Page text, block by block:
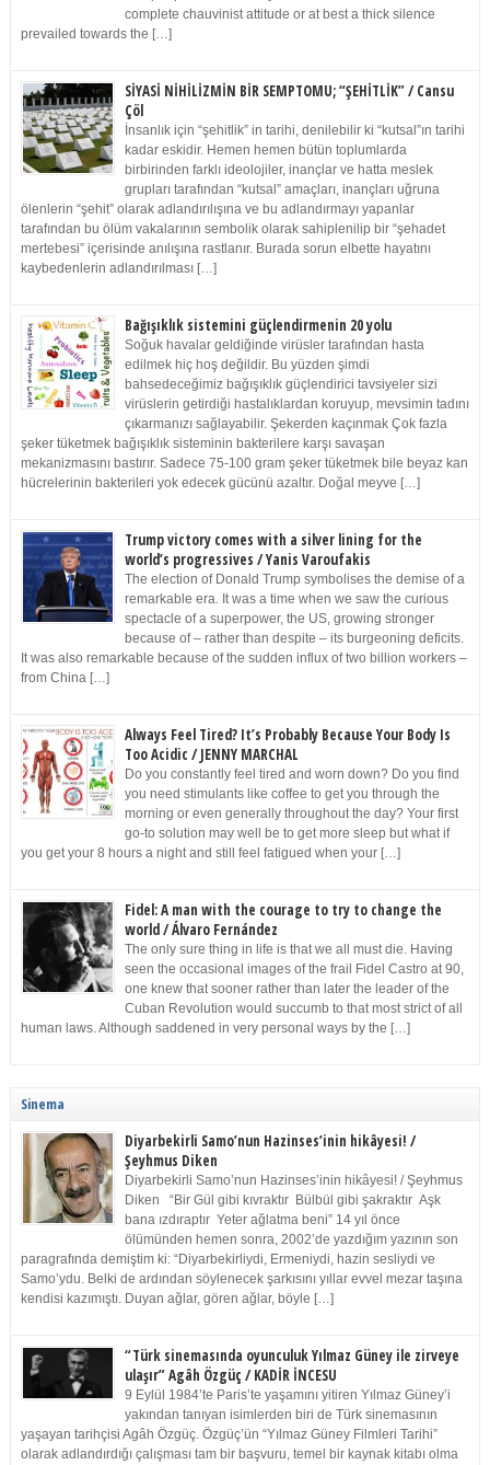
complete chauvinist attitude or at best a thick silence
prevailed towards the […]
SİYASİ NİHİLİZMİN BİR SEMPTOMU; “ŞEHİTLİK” / Cansu
Çöl
İnsanlık için “şehitlik” in tarihi, denilebilir ki “kutsal”ın tarihi
kadar eskidir. Hemen hemen bütün toplumlarda
birbirinden farklı ideolojiler, inançlar ve hatta meslek
grupları tarafından “kutsal” amaçları, inançları uğruna
ölenlerin “şehit” olarak adlandırılışına ve bu adlandırmayı yapanlar
tarafından bu ölüm vakalarının sembolik olarak sahiplenilip bir “şehadet
mertebesi” içerisinde anılışına rastlanır. Burada sorun elbette hayatını
kaybedenlerin adlandırılması […]
Bağışıklık sistemini güçlendirmenin 20 yolu
Soğuk havalar geldiğinde virüsler tarafından hasta
edilmek hiç hoş değildir. Bu yüzden şimdi
bahsedeceğimiz bağışıklık güçlendirici tavsiyeler sizi
virüslerin getirdiği hastalıklardan koruyup, mevsimin tadını
çıkarmanızı sağlayabilir. Şekerden kaçınmak Çok fazla
şeker tüketmek bağışıklık sisteminin bakterilere karşı savaşan
mekanizmasını bastırır. Sadece 75-100 gram şeker tüketmek bile beyaz kan
hücrelerinin bakterileri yok edecek gücünü azaltır. Doğal meyve […]
Trump victory comes with a silver lining for the
world’s progressives / Yanis Varoufakis
The election of Donald Trump symbolises the demise of a
remarkable era. It was a time when we saw the curious
spectacle of a superpower, the US, growing stronger
because of – rather than despite – its burgeoning deficits.
It was also remarkable because of the sudden influx of two billion workers –
from China […]
Always Feel Tired? It’s Probably Because Your Body Is
Too Acidic / JENNY MARCHAL
Do you constantly feel tired and worn down? Do you find
you need stimulants like coffee to get you through the
morning or even generally throughout the day? Your first
go-to solution may well be to get more sleep but what if
you get your 8 hours a night and still feel fatigued when your […]
Fidel: A man with the courage to try to change the
world / Álvaro Fernández
The only sure thing in life is that we all must die. Having
seen the occasional images of the frail Fidel Castro at 90,
one knew that sooner rather than later the leader of the
Cuban Revolution would succumb to that most strict of all
human laws. Although saddened in very personal ways by the […]
Sinema
Diyarbekirli Samo’nun Hazinses’inin hikâyesi! /
Şeyhmus Diken
Diyarbekirli Samo’nun Hazinses’inin hikâyesi! / Şeyhmus
Diken “Bir Gül gibi kıvraktır Bülbül gibi şakraktır Aşk
bana ızdıraptır Yeter ağlatma beni” 14 yıl önce
ölümünden hemen sonra, 2002’de yazdığım yazının son
paragrafında demiştim ki: “Diyarbekirliydi, Ermeniydi, hazin sesliydi ve
Samo’ydu. Belki de ardından söylenecek şarkısını yıllar evvel mezar taşına
kendisi kazımıştı. Duyan ağlar, gören ağlar, böyle […]
“Türk sinemasında oyunculuk Yılmaz Güney ile zirveye
ulaşır” Agâh Özgüç / KADİR İNCESU
9 Eylül 1984’te Paris’te yaşamını yitiren Yılmaz Güney’i
yakından tanıyan isimlerden biri de Türk sinemasının
yaşayan tarihçisi Agâh Özgüç. Özgüç’ün “Yılmaz Güney Filmleri Tarihi”
olarak adlandırdığı çalışması tam bir başvuru, temel bir kaynak kitabı olma